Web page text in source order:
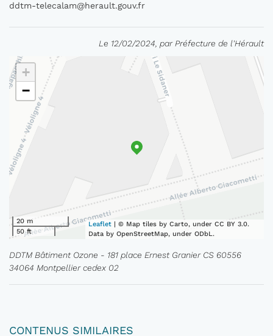
ddtm-telecalam@herault.gouv.fr
Le 12/02/2024, par Préfecture de l'Hérault
+
−
20 m
50 ft
Leaflet | © Map tiles by Carto, under CC BY 3.0.
Data by OpenStreetMap, under ODbL.
DDTM Bâtiment Ozone - 181 place Ernest Granier CS 60556
34064 Montpellier cedex 02
CONTENUS SIMILAIRES